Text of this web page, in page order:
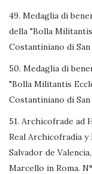
49. Medaglia di
della "Bolla
Costantiniano di
50. Medaglia di
"Bolla Militantis
Costantiniano di
51. Archicofrade ad
Real Archicofradìa
Salvador de
Marcello in Roma.